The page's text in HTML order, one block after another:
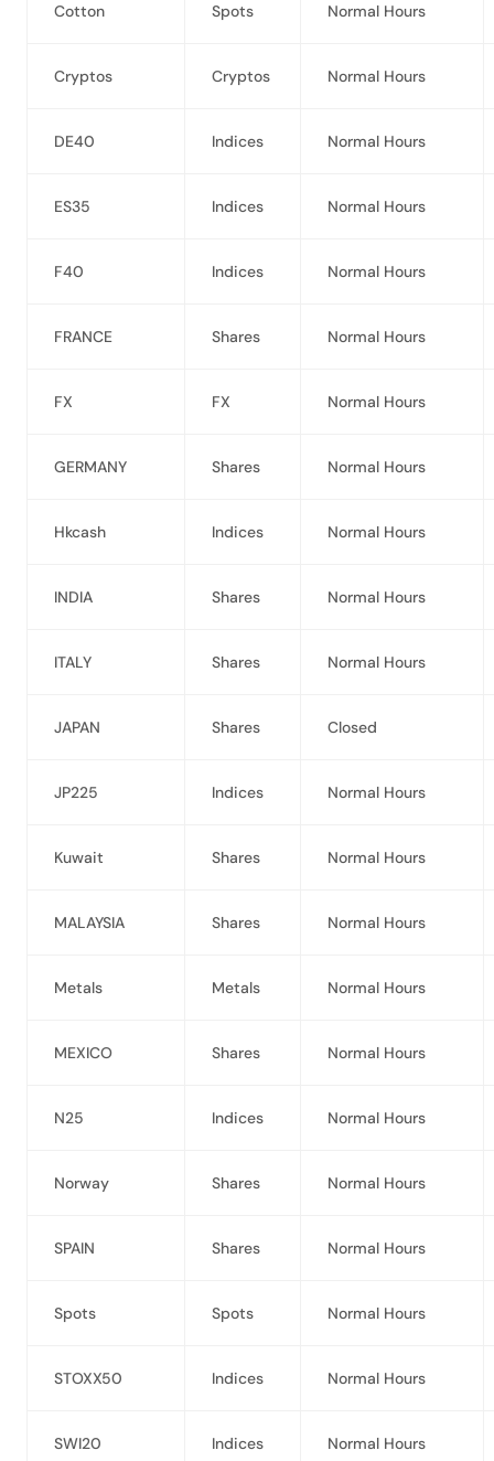
Cotton Spots Normal Hours
Cryptos Cryptos Normal Hours
DE40 Indices Normal Hours
ES35 Indices Normal Hours
F40 Indices Normal Hours
FRANCE Shares Normal Hours
FX FX Normal Hours
GERMANY Shares Normal Hours
Hkcash Indices Normal Hours
INDIA Shares Normal Hours
ITALY Shares Normal Hours
JAPAN Shares Closed
JP225 Indices Normal Hours
Kuwait Shares Normal Hours
MALAYSIA Shares Normal Hours
Metals Metals Normal Hours
MEXICO Shares Normal Hours
N25 Indices Normal Hours
Norway Shares Normal Hours
SPAIN Shares Normal Hours
Spots Spots Normal Hours
STOXX50 Indices Normal Hours
SWI20 Indices Normal Hours